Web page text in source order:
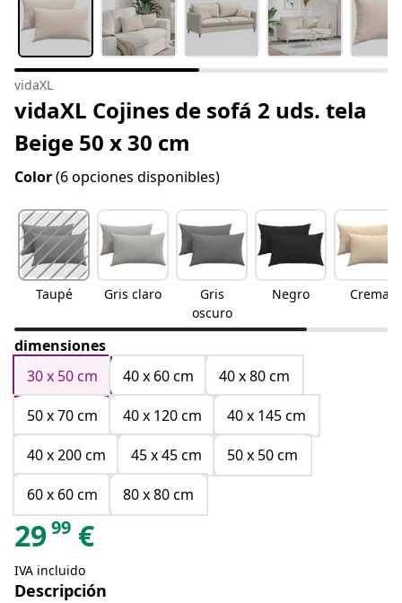
vidaXL
vidaXL Cojines de sofá 2 uds. tela
Beige 50 x 30 cm
Color(6 opciones disponibles)
Taupé Gris claro
Gris
oscuro
Negro Crema
dimensiones
30 x 50 cm
40 x 60 cm
40 x 80 cm
50 x 70 cm
40 x 120 cm
40 x 145 cm
40 x 200 cm
45 x 45 cm
50 x 50 cm
60 x 60 cm
80 x 80 cm
2999 €
IVA incluido
Descripción